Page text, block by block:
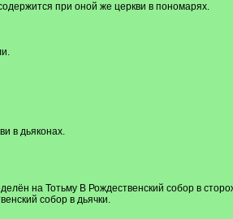
при оной же церкви в пономарях.
в дьяконах.
на Тотьму В Рождественский собор в
собор в дьячки.